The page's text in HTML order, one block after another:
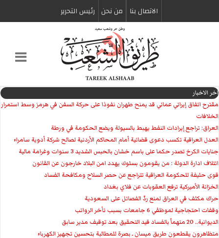
الاتصال بنا من نحن رئیس التحریر
اخر الاخبار
مقترح اتفاق إيراني عماني قد يمنح طهران نفوذا على حركة السفن في هرمز وسط استمرار
الخلافات
العراق: تراجع إيرادات النفط يهبط بالسيولة ويضع الحكومة في ورطة
العدل العراقية تكسب دعوى قضائية أمام المحاكم الأردنية لصالح شركة أدوية سامراء
جنايات الكرخ تصدر حكما على باسم خشان بالحبس الشديد 3 سنوات وغرامة مالية
ائتلاف ادارة الدولة : من يقومون بسلوك يهدد امن البلاد خارجون عن القانون
قوى حليفة للحكومة العراقية تتراجع عن حصر السلاح ومكافحة الفساد
الخزانة الأميركية ترفع العقوبات عن فلاي بغداد
حراك مكثف في العراق لمنع ردّ الفصائل على السعودية
وقفات احتجاجية لموظفي 6 جامعات بسبب تأخر الرواتب
الديوانية.. 20 متهماً بالفساد قيد التحقيق بعد توقيف مدير سابق
متظاهرون يقطعون طريق ميسان ـ بصرة للمطالبة بتحسين تجهيز الكهرباء